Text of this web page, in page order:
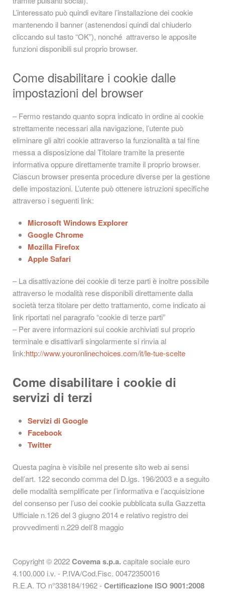
L’interessato può quindi evitare l’installazione dei cookie
mantenendo il banner (astenendosi quindi dal chiuderlo
cliccando sul tasto “OK”), nonché attraverso le apposite
funzioni disponibili sul proprio browser.
Come disabilitare i cookie dalle
impostazioni del browser
– Fermo restando quanto sopra indicato in ordine ai cookie
strettamente necessari alla navigazione, l’utente può
eliminare gli altri cookie attraverso la funzionalità a tal fine
messa a disposizione dal Titolare tramite la presente
informativa oppure direttamente tramite il proprio browser.
Ciascun browser presenta procedure diverse per la gestione
delle impostazioni. L’utente può ottenere istruzioni specifiche
attraverso i seguenti link:
Microsoft Windows Explorer
Google Chrome
Mozilla Firefox
Apple Safari
– La disattivazione dei cookie di terze parti è inoltre possibile
attraverso le modalità rese disponibili direttamente dalla
società terza titolare per detto trattamento, come indicato ai
link riportati nel paragrafo “cookie di terze parti”
– Per avere informazioni sui cookie archiviati sul proprio
terminale e disattivarli singolarmente si rinvia al
link:http://www.youronlinechoices.com/it/le-tue-scelte
Come disabilitare i cookie di
servizi di terzi
Servizi di Google
Facebook
Twitter
Questa pagina è visibile nel presente sito web ai sensi
dell’art. 122 secondo comma del D.lgs. 196/2003 e a seguito
delle modalità semplificate per l’informativa e l’acquisizione
del consenso per l’uso dei cookie pubblicata sulla Gazzetta
Ufficiale n.126 del 3 giugno 2014 e relativo registro dei
provvedimenti n.229 dell’8 maggio
Copyright © 2022Covema s.p.a. capitale sociale euro
4.100.000 i.v. - P.IVA/Cod.Fisc. 00472350016
R.E.A. TO n°338184/1962 -Certificazione ISO 9001:2008